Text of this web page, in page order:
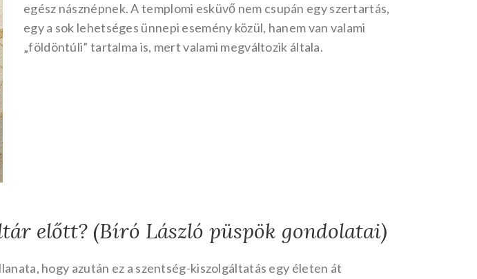
egész násznépnek. A templomi esküvő nem csupán egy szertartás,
egy a sok lehetséges ünnepi esemény közül, hanem van valami
„földöntúli” tartalma is, mert valami megváltozik általa.
előtt? (Bíró László püspök gondolatai)
hogy azután ez a szentség-kiszolgáltatás egy életen át